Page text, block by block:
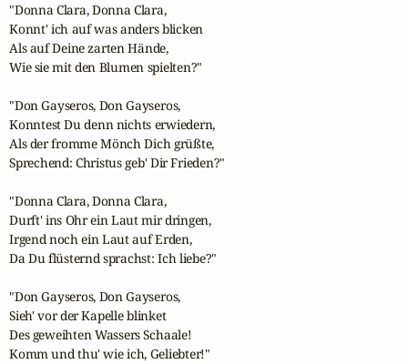
"Donna Clara, Donna Clara,
Konnt' ich auf was anders blicken
Als auf Deine zarten Hände,
Wie sie mit den Blumen spielten?"
"Don Gayseros, Don Gayseros,
Konntest Du denn nichts erwiedern,
Als der fromme Mönch Dich grüßte,
Sprechend: Christus geb' Dir Frieden?"
"Donna Clara, Donna Clara,
Durft' ins Ohr ein Laut mir dringen,
Irgend noch ein Laut auf Erden,
Da Du flüsternd sprachst: Ich liebe?"
"Don Gayseros, Don Gayseros,
Sieh' vor der Kapelle blinket
Des geweihten Wassers Schaale!
Komm und thu' wie ich, Geliebter!"